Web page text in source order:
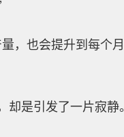
，也会提升到每个
却是引发了一片寂静。